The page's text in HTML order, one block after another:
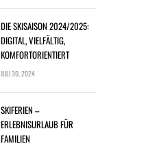
DIE SKISAISON 2024/2025:
DIGITAL, VIELFÄLTIG,
KOMFORTORIENTIERT
JULI 30, 2024
SKIFERIEN –
ERLEBNISURLAUB FÜR
FAMILIEN